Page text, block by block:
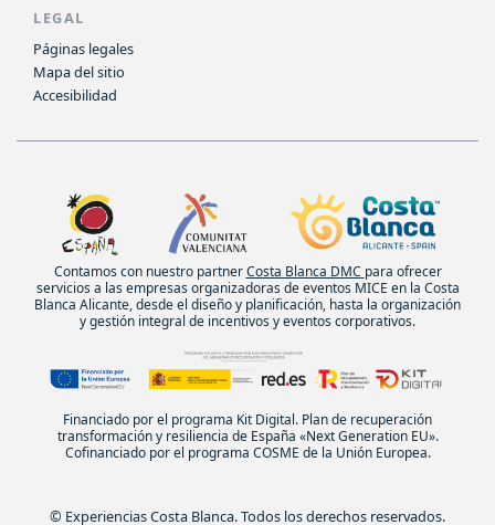
LEGAL
Páginas legales
Mapa del sitio
Accesibilidad
Contamos con nuestro partnerCosta Blanca DMC para ofrecer
servicios a las empresas organizadoras de eventos MICE en la Costa
Blanca Alicante, desde el diseño y planificación, hasta la organización
y gestión integral de incentivos y eventos corporativos.
Financiado por el programa Kit Digital. Plan de recuperación
transformación y resiliencia de España «Next Generation EU».
Cofinanciado por el programa COSME de la Unión Europea.
© Experiencias Costa Blanca. Todos los derechos reservados.